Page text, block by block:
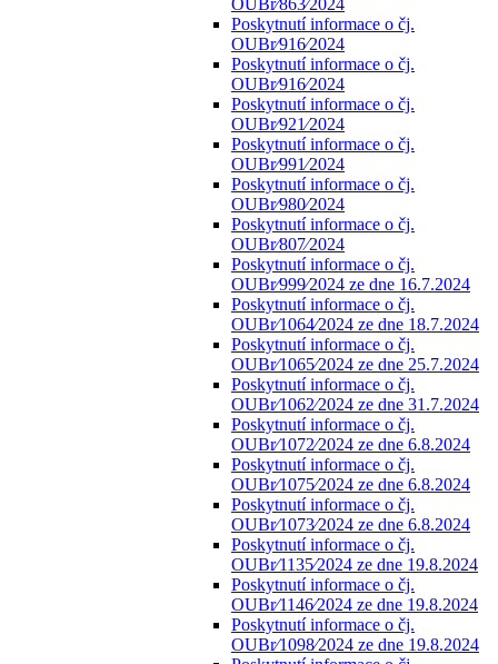
OUBr⁄863⁄2024
Poskytnutí informace o čj.
OUBr⁄916⁄2024
Poskytnutí informace o čj.
OUBr⁄916⁄2024
Poskytnutí informace o čj.
OUBr⁄921⁄2024
Poskytnutí informace o čj.
OUBr⁄991⁄2024
Poskytnutí informace o čj.
OUBr⁄980⁄2024
Poskytnutí informace o čj.
OUBr⁄807⁄2024
Poskytnutí informace o čj.
OUBr⁄999⁄2024 ze dne 16.7.2024
Poskytnutí informace o čj.
OUBr⁄1064⁄2024 ze dne 18.7.2024
Poskytnutí informace o čj.
OUBr⁄1065⁄2024 ze dne 25.7.2024
Poskytnutí informace o čj.
OUBr⁄1062⁄2024 ze dne 31.7.2024
Poskytnutí informace o čj.
OUBr⁄1072⁄2024 ze dne 6.8.2024
Poskytnutí informace o čj.
OUBr⁄1075⁄2024 ze dne 6.8.2024
Poskytnutí informace o čj.
OUBr⁄1073⁄2024 ze dne 6.8.2024
Poskytnutí informace o čj.
OUBr⁄1135⁄2024 ze dne 19.8.2024
Poskytnutí informace o čj.
OUBr⁄1146⁄2024 ze dne 19.8.2024
Poskytnutí informace o čj.
OUBr⁄1098⁄2024 ze dne 19.8.2024